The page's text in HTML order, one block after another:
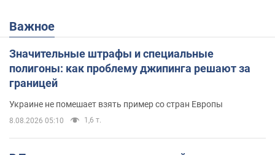
Важное
Значительные штрафы и специальные
полигоны: как проблему джипинга решают за
границей
Украине не помешает взять пример со стран Европы
8.08.2026 05:10 1,6 т.